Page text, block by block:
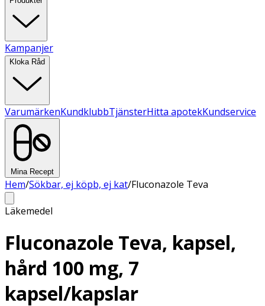
Kampanjer
Kloka Råd
VarumärkenKundklubbTjänsterHitta apotekKundservice
Mina Recept
Hem/Sökbar, ej köpb, ej kat/Fluconazole Teva
Läkemedel
Fluconazole Teva, kapsel,
hård 100 mg, 7
kapsel/kapslar